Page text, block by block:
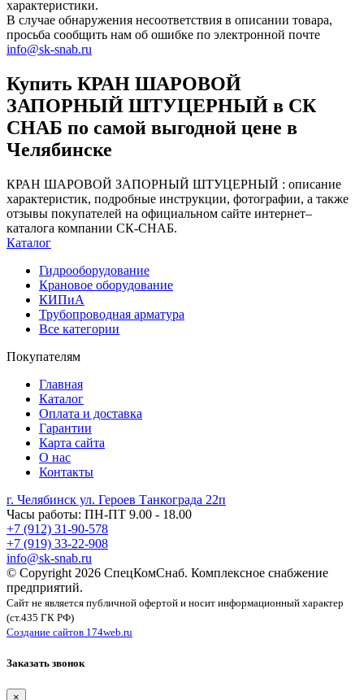
характеристики.
В случае обнаружения несоответствия в описании товара,
просьба сообщить нам об ошибке по электронной почте
info@sk-snab.ru
Купить КРАН ШАРОВОЙ
ЗАПОРНЫЙ ШТУЦЕРНЫЙ в СК
СНАБ по самой выгодной цене в
Челябинске
КРАН ШАРОВОЙ ЗАПОРНЫЙ ШТУЦЕРНЫЙ : описание
характеристик, подробные инструкции, фотографии, а также
отзывы покупателей на официальном сайте интернет–
каталога компании СК-СНАБ.
Каталог
Гидрооборудование
Крановое оборудование
КИПиА
Трубопроводная арматура
Все категории
Покупателям
Главная
Каталог
Оплата и доставка
Гарантии
Карта сайта
О нас
Контакты
г. Челябинск ул. Героев Танкограда 22п
Часы работы: ПН-ПТ 9.00 - 18.00
+7 (912) 31-90-578
+7 (919) 33-22-908
info@sk-snab.ru
© Copyright 2026 СпецКомСнаб. Комплексное снабжение
предприятий.
Сайт не является публичной офертой и носит информационный характер
(ст.435 ГК РФ)
Создание сайтов 174web.ru
Заказать звонок
×